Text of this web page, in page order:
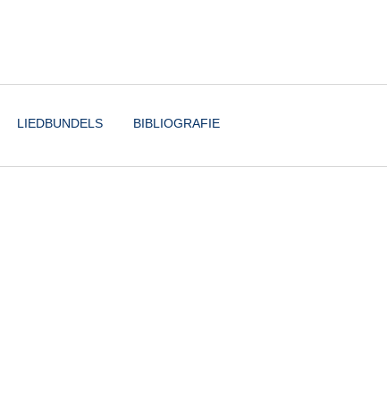
LIEDBUNDELS BIBLIOGRAFIE